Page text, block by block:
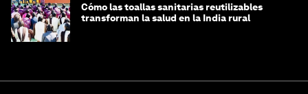
Cómo las toallas sanitarias reutilizables
transforman la salud en la India rural